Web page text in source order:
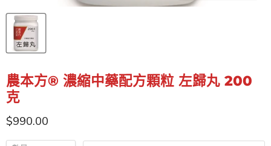
農本方® 濃縮中藥配方顆粒 左歸丸 200
克
特價
$990.00